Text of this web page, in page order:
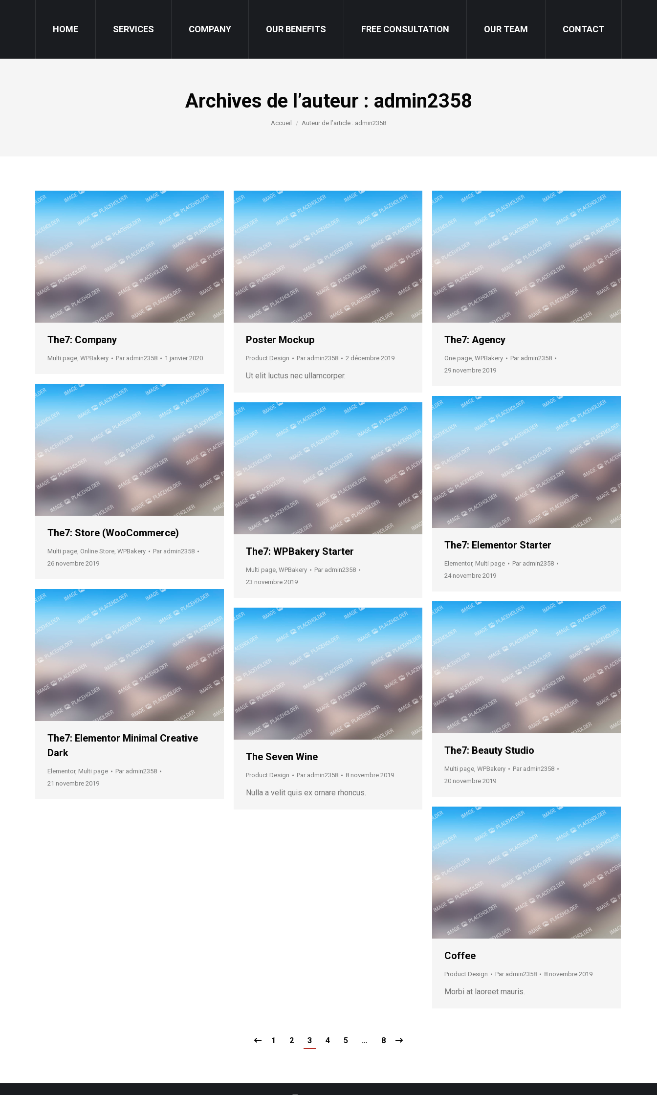
HOME SERVICES COMPANY OUR BENEFITS FREE CONSULTATION OUR TEAM CONTACT
Archives de l’auteur : admin2358
Vous êtes ici :
Accueil Auteur de l’article : admin2358
The7: Company
Multi page, WPBakery Par admin2358 1 janvier 2020
Poster Mockup
Product Design Par admin2358 2 décembre 2019
Ut elit luctus nec ullamcorper.
The7: Agency
One page, WPBakery Par admin2358
29 novembre 2019
The7: Store (WooCommerce)
Multi page, Online Store, WPBakery Par admin2358
26 novembre 2019
The7: Elementor Starter
Elementor, Multi page Par admin2358
24 novembre 2019
The7: WPBakery Starter
Multi page, WPBakery Par admin2358
23 novembre 2019
The7: Elementor Minimal Creative
Dark
Elementor, Multi page Par admin2358
21 novembre 2019
The7: Beauty Studio
Multi page, WPBakery Par admin2358
20 novembre 2019
The Seven Wine
Product Design Par admin2358 8 novembre 2019
Nulla a velit quis ex ornare rhoncus.
Coffee
Product Design Par admin2358 8 novembre 2019
Morbi at laoreet mauris.
1 2 3 4 5 … 8